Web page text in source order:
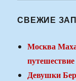
СВЕЖИЕ
Москва
Девушки